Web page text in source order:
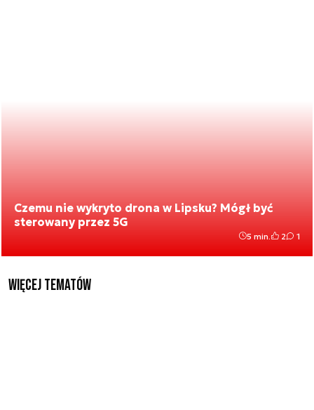
Czemu nie wykryto drona w Lipsku? Mógł być
sterowany przez 5G
5 min. 2 1
Więcej tematów